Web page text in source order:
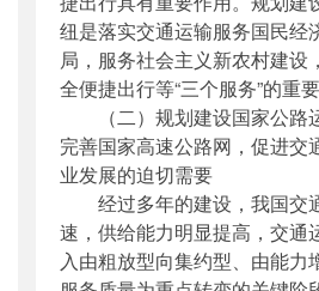
纽是落实交通运输服务国民经
局，服务社会主义新农村建设
全便捷出行等“三个服务”的重要
（二）规划建设国家公路
完善国家高速公路网，促进交
业发展的迫切需要
经过多年的建设，我国交
速，供给能力明显提高，交通
入由粗放型向集约型、由能力